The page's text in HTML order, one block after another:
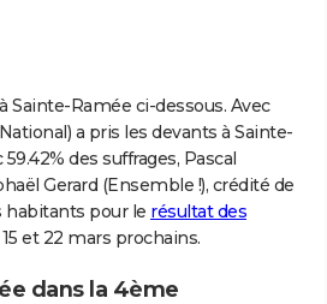
Sainte-Ramée ci-dessous. Avec
a pris les devants à Sainte-
des suffrages, Pascal
Gerard (Ensemble !), crédité de
habitants pour le résultat des
et 22 mars prochains.
dans la 4ème